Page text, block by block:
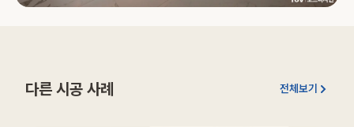
다른 시공 사례 전체보기